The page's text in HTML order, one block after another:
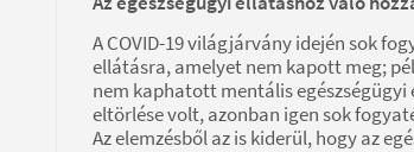
A COVID-19 világjárvány idején sok
ellátásra, amelyet nem kapott meg;
nem kaphatott mentális
eltörlése volt, azonban igen sok
Az elemzésből az is kiderül, hogy az